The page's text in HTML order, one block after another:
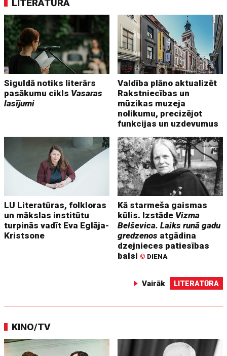
LITERATŪRA
Siguldā notiks literārs
pasākumu cikls Vasaras
lasījumi
Valdība plāno aktualizēt
Rakstniecības un
mūzikas muzeja
nolikumu, precizējot
funkcijas un uzdevumus
LU Literatūras, folkloras
un mākslas institūtu
turpinās vadīt Eva Eglāja-
Kristsone
Kā starmeša gaismas
kūlis. Izstāde Vizma
Belševica. Laiks runā gadu
gredzenos atgādina
dzejnieces patiesības
balsi © DIENA
Vairāk LITERATŪRA
KINO/TV